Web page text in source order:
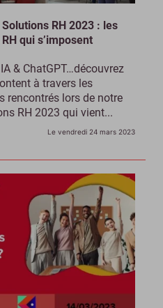
RH 2023 : les
qui s’imposent
& ChatGPT…découvrez
à travers les
rencontrés lors de notre
RH 2023 qui vient...
Le vendredi 24 mars 2023